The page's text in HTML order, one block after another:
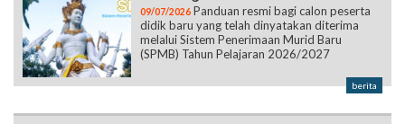
09/07/2026 Panduan resmi bagi calon peserta
didik baru yang telah dinyatakan diterima
melalui Sistem Penerimaan Murid Baru
(SPMB) Tahun Pelajaran 2026/2027
berita